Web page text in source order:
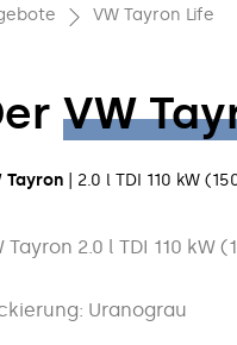
VW Tayron Life
VW
Tayron | 2.0 l TDI 110 kW
Tayron 2.0 l TDI 110
Uranograu